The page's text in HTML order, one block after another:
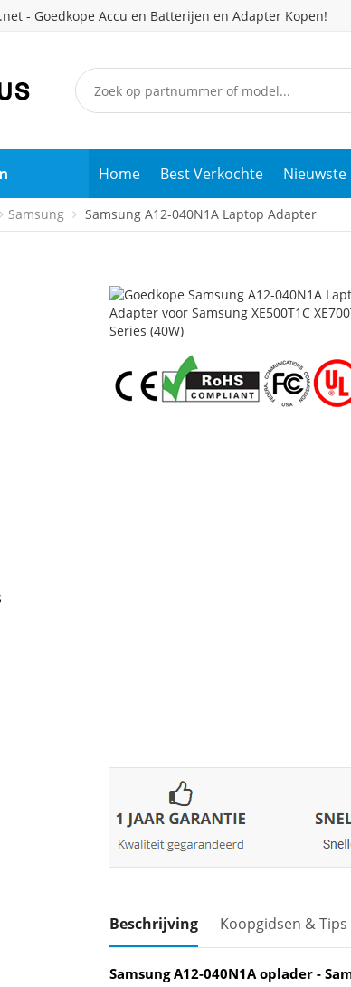
- Goedkope Accu en Batterijen en Adapter Kopen!
Home Best Verkochte
Samsung Samsung A12-040N1A Laptop Adapter
Beschrijving Koopgidsen & Tips
Samsung A12-040N1A oplader -